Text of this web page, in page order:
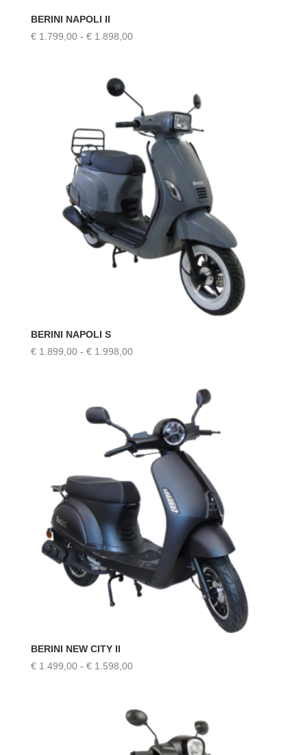
BERINI NAPOLI II
€1.799,00 - €1.898,00Prijsklasse:
BERINI NAPOLI S
€1.899,00 - €1.998,00Prijsklasse:
BERINI NEW CITY II
€1.499,00 - €1.598,00Prijsklasse:
€ 1.598,00